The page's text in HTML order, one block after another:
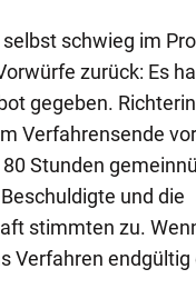
schwieg im
zurück: Es
gegeben.
Verfahrensende
Stunden
und die
stimmten zu.
Verfahren